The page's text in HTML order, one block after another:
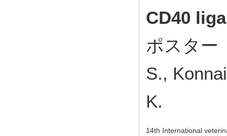
CD40
ポスター
S.,
K.
14th International